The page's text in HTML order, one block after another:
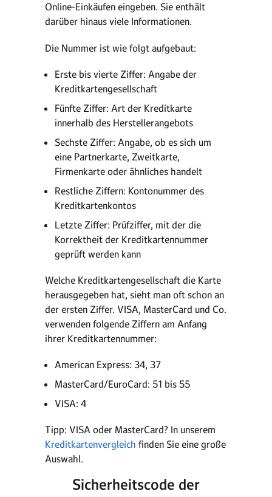
Online-Einkäufen eingeben. Sie enthält
darüber hinaus viele Informationen.
Die Nummer ist wie folgt aufgebaut:
Erste bis vierte Ziffer: Angabe der
Kreditkartengesellschaft
Fünfte Ziffer: Art der Kreditkarte
innerhalb des Herstellerangebots
Sechste Ziffer: Angabe, ob es sich um
eine Partnerkarte, Zweitkarte,
Firmenkarte oder ähnliches handelt
Restliche Ziffern: Kontonummer des
Kreditkartenkontos
Letzte Ziffer: Prüfziffer, mit der die
Korrektheit der Kreditkartennummer
geprüft werden kann
Welche Kreditkartengesellschaft die Karte
herausgegeben hat, sieht man oft schon an
der ersten Ziffer. VISA, MasterCard und Co.
verwenden folgende Ziffern am Anfang
ihrer Kreditkartennummer:
American Express: 34, 37
MasterCard/EuroCard: 51 bis 55
VISA: 4
Tipp: VISA oder MasterCard? In unserem
Kreditkartenvergleich finden Sie eine große
Auswahl.
Sicherheitscode der